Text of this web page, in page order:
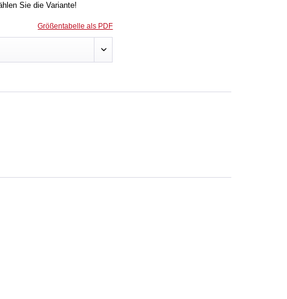
Sie die Variante!
Größentabelle als PDF